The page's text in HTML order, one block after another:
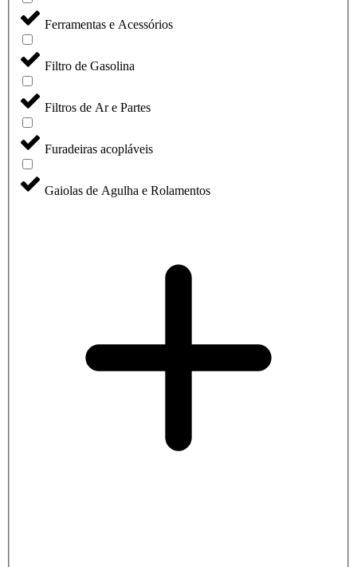
Ferramentas e Acessórios
Filtro de Gasolina
Filtros de Ar e Partes
Furadeiras acopláveis
Gaiolas de Agulha e Rolamentos